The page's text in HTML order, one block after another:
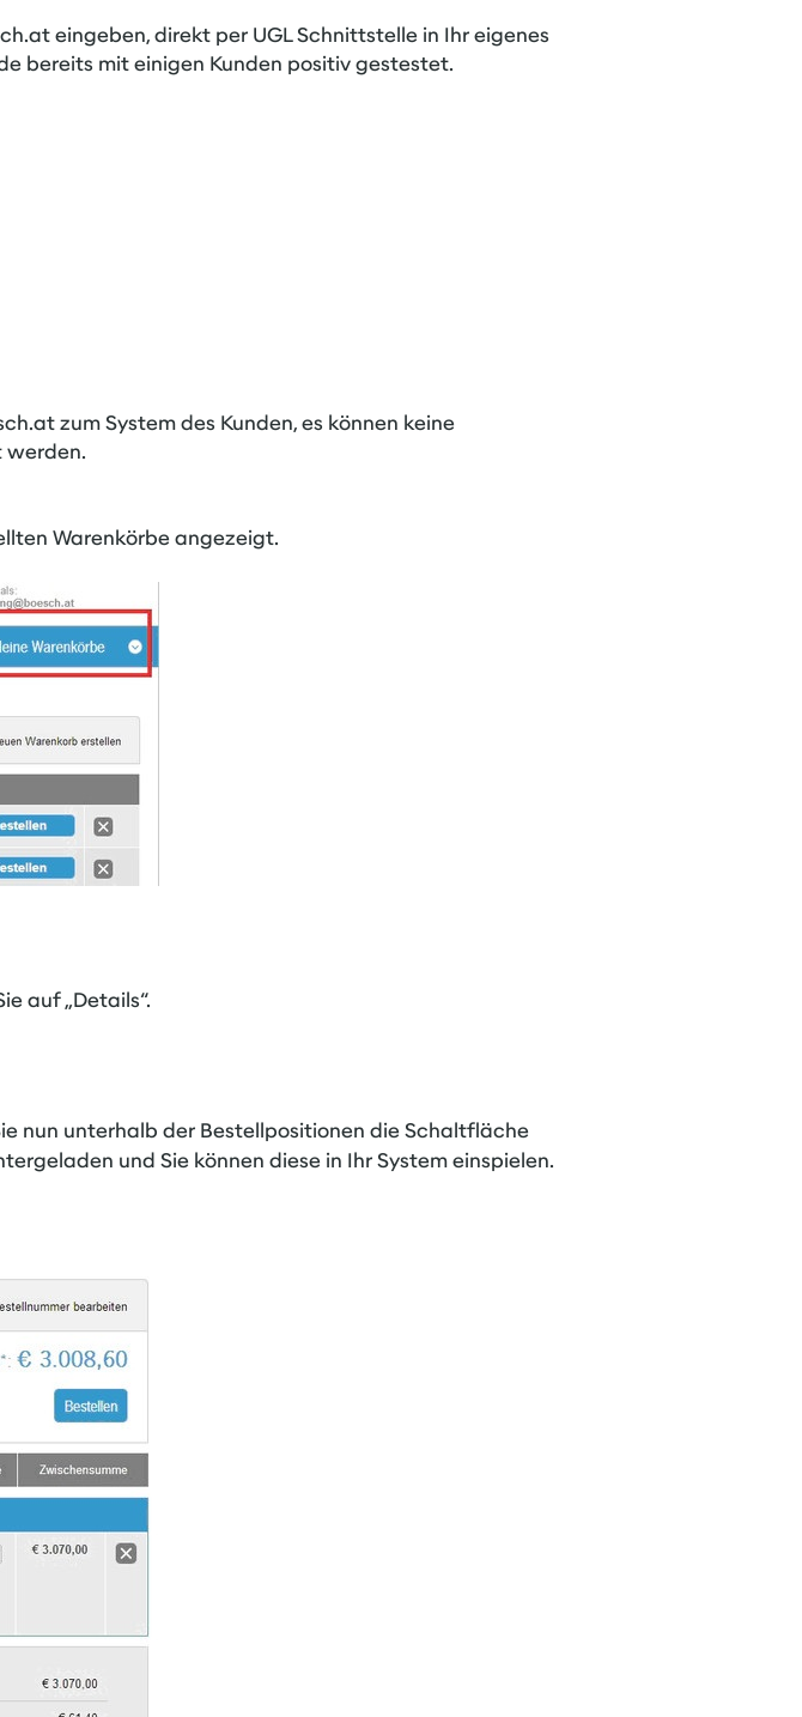
eingeben, direkt per UGL Schnittstelle in Ihr eigenes
bereits mit einigen Kunden positiv gestestet.
zum System des Kunden, es können keine
werden.
Warenkörbe angezeigt.
auf „Details“.
nun unterhalb der Bestellpositionen die Schaltfläche
und Sie können diese in Ihr System einspielen.